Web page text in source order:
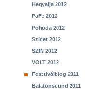
Hegyalja 2012
PaFe 2012
Pohoda 2012
Sziget 2012
SZIN 2012
VOLT 2012
Fesztiválblog 2011
Balatonsound 2011